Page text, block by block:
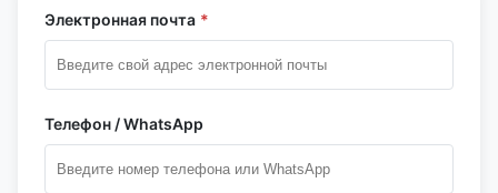
Электронная почта *
Телефон / WhatsApp